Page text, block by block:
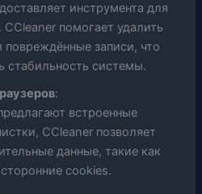
инструмента для
CCleaner помогает удалить
записи, что
стабильность системы.
:
встроенные
CCleaner позволяет
данные, такие как
cookies.